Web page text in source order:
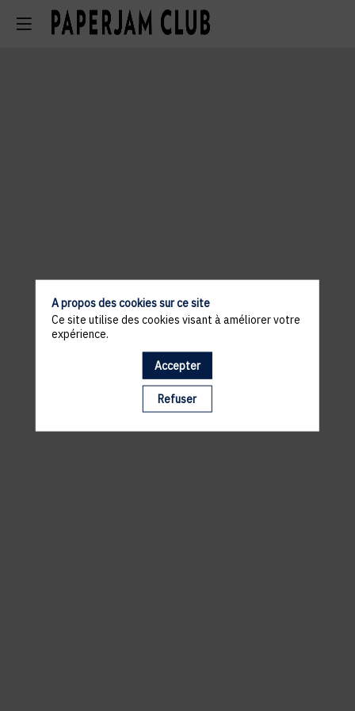
Il manque du contenu : rafraichissez votre navigateur
A propos des cookies sur ce site
Ce site utilise des cookies visant à améliorer votre
expérience.
Accepter
Refuser